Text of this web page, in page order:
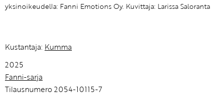
yksinoikeudella: Fanni Emotions Oy. Kuvittaja: Larissa Saloranta
Kustantaja: Kumma
2025
Fanni-sarja
Tilausnumero 2054-10115-7